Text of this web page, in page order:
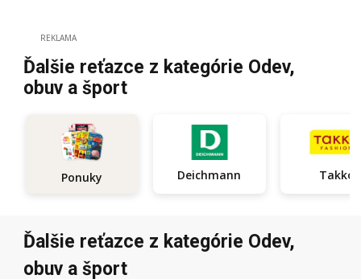
REKLAMA
Ďalšie reťazce z kategórie Odev,
obuv a šport
Ponuky Deichmann Takko
Ďalšie reťazce z kategórie Odev,
obuv a šport